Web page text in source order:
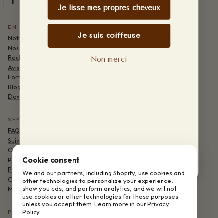
Cookie consent
We and our partners, including Shopify, use cookies and
other technologies to personalize your experience,
show you ads, and perform analytics, and we will not
use cookies or other technologies for these purposes
unless you accept them. Learn more in ourPrivacy
Policy
ENISSATI
Notre histoire
Nos matières premières
Recherche & Développement
Avis clients
Formation
Blog
Devenir revendeur
SERVICE CLIENT
FAQ
Suivre ma commande
Contact
Politique de confidentialité
Politique de remboursement
Conditions d'utilisation
Mentions légales
PAIEMENT & LIVRAISON
Je lisse mes propres cheveux
Je suis coiffeuse
Non merci